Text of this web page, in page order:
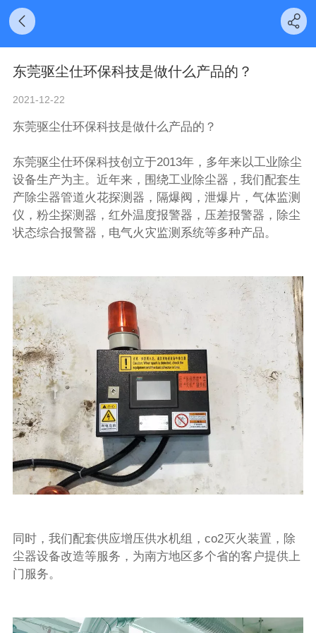
东莞驱尘仕环保科技是做什么产品的？
2021-12-22
东莞驱尘仕环保科技是做什么产品的？
东莞驱尘仕环保科技创立于2013年，多年来以工业除尘
设备生产为主。近年来，围绕工业除尘器，我们配套生
产除尘器管道火花探测器 ，隔爆阀，泄爆片，气体监测
仪，粉尘探测器，红外温度报警器，压差报警器，除尘
状态综合报警器，电气火灾监测系统等多种产品。
同时，我们配套供应增压供水机组，co2灭火装置，除
尘器设备改造等服务，为南方地区多个省的客户提供上
门服务。